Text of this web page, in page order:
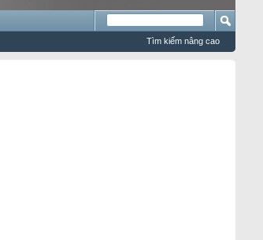
Tìm kiếm nâng cao